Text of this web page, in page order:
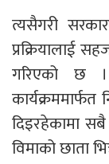
त्यसैगरी
प्रक्रियालाई
गरिएको छ ।
दिइरहेकामा
विमाको छाता